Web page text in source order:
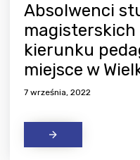
Absolwenci
magisterskich
kierunku
miejsce w
7 września, 2022